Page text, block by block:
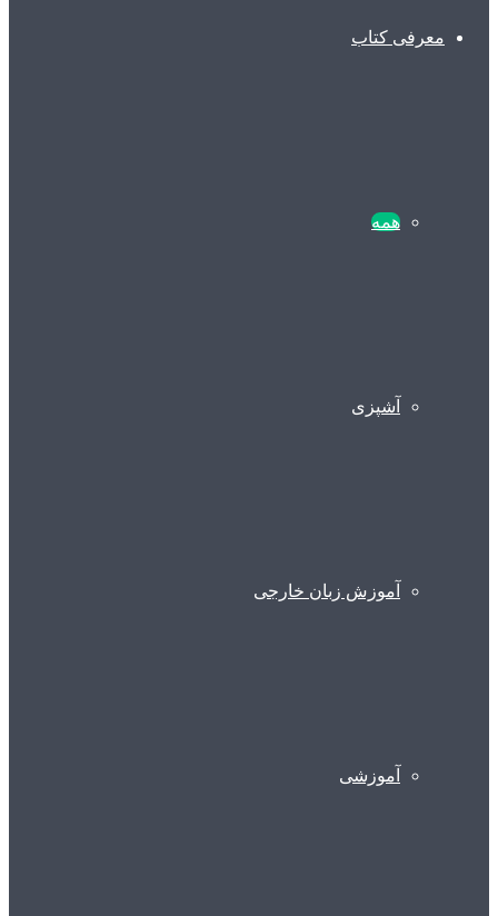
معرفی کتاب
همه
آشپزی
آموزش زبان خارجی
آموزشی